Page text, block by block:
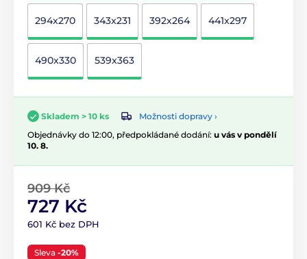
294x270 343x231 392x264 441x297
490x330 539x363
Skladem > 10 ks
Možnosti dopravy ›
Objednávky do 12:00, předpokládané dodání: u vás v pondělí
10. 8.
909 Kč
727 Kč
601 Kč bez DPH
Sleva -20%